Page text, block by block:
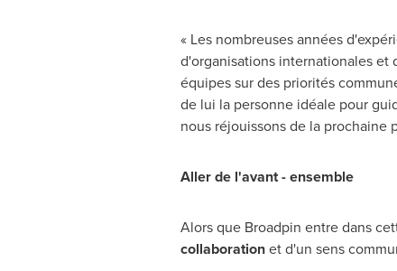
« Les nombreuses années
d'organisations internationales et
équipes sur des priorités
de lui la personne idéale pour
nous réjouissons de la prochaine
Aller de l'avant - ensemble
Alors que Broadpin entre dans
collaborationet d'un sens